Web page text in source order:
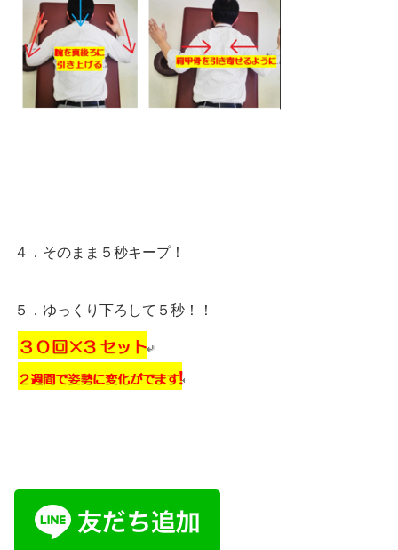
４．そのまま５秒キープ！
５．ゆっくり下ろして５秒！！